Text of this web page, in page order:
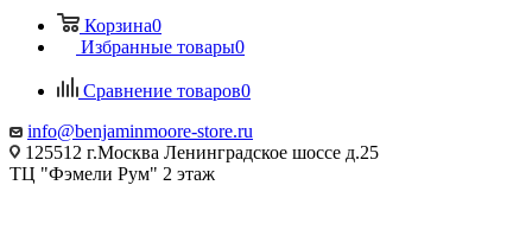
Корзина0
Избранные товары0
Сравнение товаров0
info@benjaminmoore-store.ru
125512 г.Москва Ленинградское шоссе д.25
ТЦ "Фэмели Рум" 2 этаж